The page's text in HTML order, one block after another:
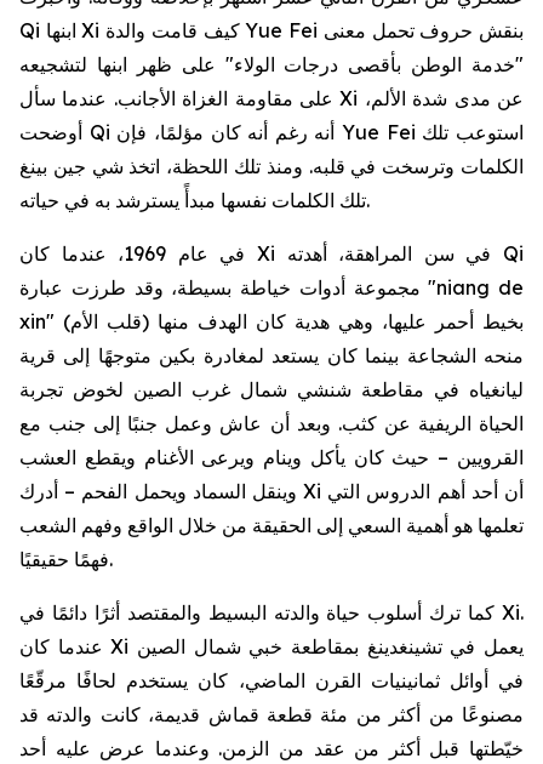
Qi ابنها Xi كيف قامت والدة Yue Fei بنقش حروف تحمل معنى
"خدمة الوطن بأقصى درجات الولاء" على ظهر ابنها لتشجيعه
على مقاومة الغزاة الأجانب. عندما سأل Xi عن مدى شدة الألم،
أوضحت Qi أنه رغم أنه كان مؤلمًا، فإن Yue Fei استوعب تلك
الكلمات وترسخت في قلبه. ومنذ تلك اللحظة، اتخذ شي جين بينغ
تلك الكلمات نفسها مبدأً يسترشد به في حياته.
في عام 1969، عندما كان Xi في سن المراهقة، أهدته Qi
مجموعة أدوات خياطة بسيطة، وقد طرزت عبارة "niang de
xin" (قلب الأم) بخيط أحمر عليها، وهي هدية كان الهدف منها
منحه الشجاعة بينما كان يستعد لمغادرة بكين متوجهًا إلى قرية
ليانغياه في مقاطعة شنشي شمال غرب الصين لخوض تجربة
الحياة الريفية عن كثب. وبعد أن عاش وعمل جنبًا إلى جنب مع
القرويين – حيث كان يأكل وينام ويرعى الأغنام ويقطع العشب
وينقل السماد ويحمل الفحم – أدرك Xi أن أحد أهم الدروس التي
تعلمها هو أهمية السعي إلى الحقيقة من خلال الواقع وفهم الشعب
فهمًا حقيقيًا.
كما ترك أسلوب حياة والدته البسيط والمقتصد أثرًا دائمًا في Xi.
عندما كان Xi يعمل في تشينغدينغ بمقاطعة خبي شمال الصين
في أوائل ثمانينيات القرن الماضي، كان يستخدم لحافًا مرقّعًا
مصنوعًا من أكثر من مئة قطعة قماش قديمة، كانت والدته قد
خيّطتها قبل أكثر من عقد من الزمن. وعندما عرض عليه أحد